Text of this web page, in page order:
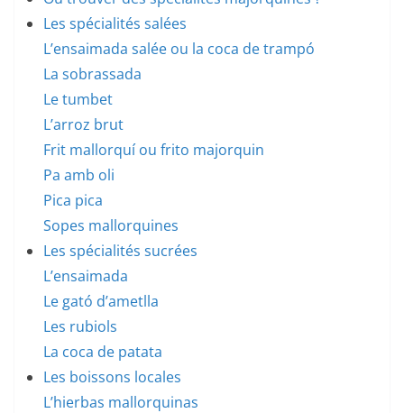
Les spécialités salées
L’ensaimada salée ou la coca de trampó
La sobrassada
Le tumbet
L’arroz brut
Frit mallorquí ou frito majorquin
Pa amb oli
Pica pica
Sopes mallorquines
Les spécialités sucrées
L’ensaimada
Le gató d’ametlla
Les rubiols
La coca de patata
Les boissons locales
L’hierbas mallorquinas